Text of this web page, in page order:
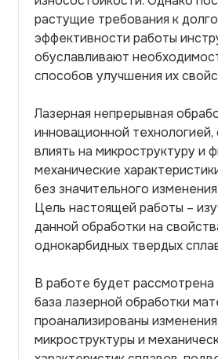
растущие требования к
эффективности работы
обуславливают
способов улучшения их
Лазерная непрерывная
инновационной технологией,
влиять на микроструктуру и
механические
без значительного
Цель настоящей работы –
данной обработки на
однокарбидных твердых
В работе будет рассмотрена
база лазерной обработки
проанализированы изменения
микроструктуры и